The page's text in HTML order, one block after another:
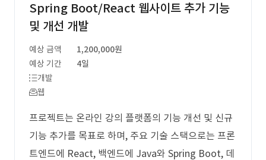
Spring Boot/React 웹사이트 추가 기능
및 개선 개발
예상 금액
1,200,000원
예상 기간
4일
개발
웹
프로젝트는 온라인 강의 플랫폼의 기능 개선 및 신규
기능 추가를 목표로 하며, 주요 기술 스택으로는 프론
트엔드에 React, 백엔드에 Java와 Spring Boot, 데